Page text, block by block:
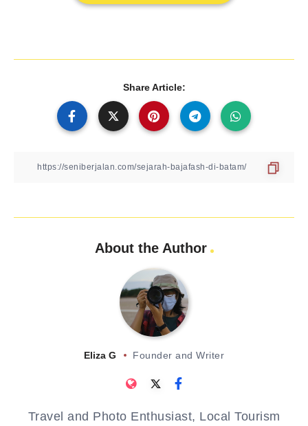
Share Article:
About the Author
Eliza G Founder and Writer
Travel and Photo Enthusiast, Local Tourism